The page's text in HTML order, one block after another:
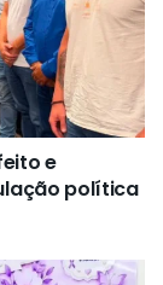
e
política